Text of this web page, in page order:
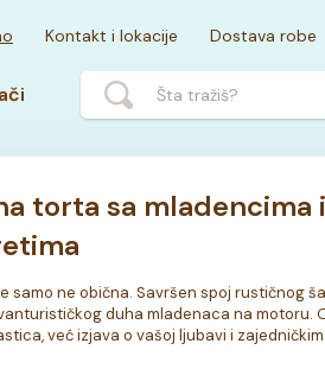
Kontakt i lokacije Dostava robe
torta sa mladencima i
samo ne obična. Savršen spoj rustičnog
duha mladenaca na motoru.
već izjava o vašoj ljubavi i zajedničkim